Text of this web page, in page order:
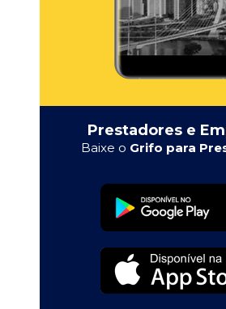
Prestadores e
Baixe o Grifo para